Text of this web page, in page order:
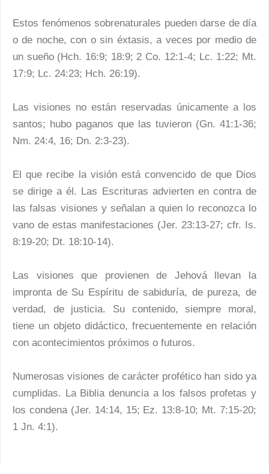
Estos fenómenos sobrenaturales pueden darse de día
o de noche, con o sin éxtasis, a veces por medio de
un sueño (Hch. 16:9; 18:9; 2 Co. 12:1-4; Lc. 1:22; Mt.
17:9; Lc. 24:23; Hch. 26:19).
Las visiones no están reservadas únicamente a los
santos; hubo paganos que las tuvieron (Gn. 41:1-36;
Nm. 24:4, 16; Dn. 2:3-23).
El que recibe la visión está convencido de que Dios
se dirige a él. Las Escrituras advierten en contra de
las falsas visiones y señalan a quien lo reconozca lo
vano de estas manifestaciones (Jer. 23:13-27; cfr. Is.
8:19-20; Dt. 18:10-14).
Las visiones que provienen de Jehová llevan la
impronta de Su Espíritu de sabiduría, de pureza, de
verdad, de justicia. Su contenido, siempre moral,
tiene un objeto didáctico, frecuentemente en relación
con acontecimientos próximos o futuros.
Numerosas visiones de carácter profético han sido ya
cumplidas. La Biblia denuncia a los falsos profetas y
los condena (Jer. 14:14, 15; Ez. 13:8-10; Mt. 7:15-20;
1 Jn. 4:1).